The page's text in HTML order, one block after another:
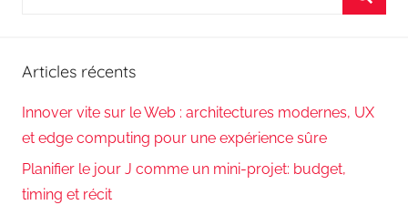
Articles récents
Innover vite sur le Web : architectures modernes, UX
et edge computing pour une expérience sûre
Planifier le jour J comme un mini-projet: budget,
timing et récit